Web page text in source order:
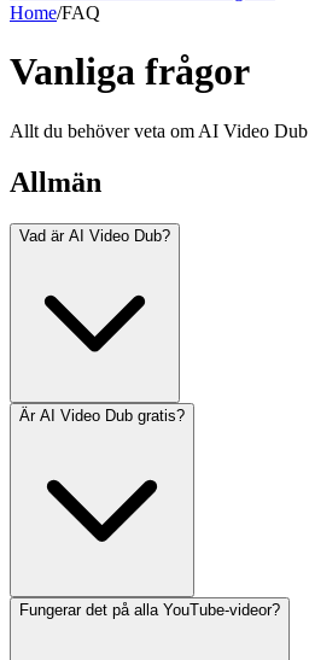
Home/FAQ
Vanliga frågor
Allt du behöver veta om AI Video Dub
Allmän
Vad är AI Video Dub?
Är AI Video Dub gratis?
Fungerar det på alla YouTube-videor?